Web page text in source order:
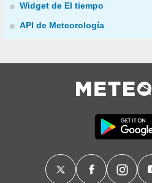
Widget de El tiempo
API de Meteorología